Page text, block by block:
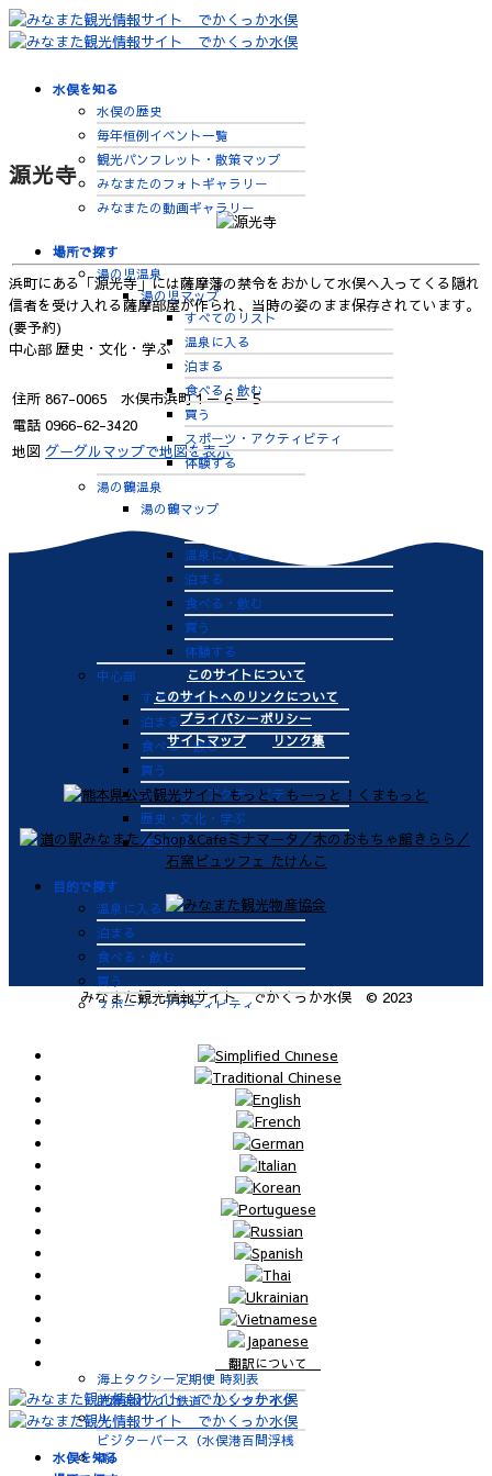
水俣を知る
水俣の歴史
毎年恒例イベント一覧
観光パンフレット・散策マップ
みなまたのフォトギャラリー
みなまたの動画ギャラリー
場所で探す
湯の児温泉
湯の児マップ
すべてのリスト
温泉に入る
泊まる
食べる・飲む
買う
スポーツ・アクティビティ
体験する
湯の鶴温泉
湯の鶴マップ
温泉に入る
泊まる
食べる・飲む
買う
体験する
中心部
すべてのリスト
泊まる
食べる・飲む
買う
スポーツ・アクティビティ
歴史・文化・学ぶ
体験する
目的で探す
温泉に入る
泊まる
食べる・飲む
買う
スポーツ・アクティビティ
海上タクシー定期便 時刻表
肥薩おれんじ鉄道 レンタサイク
ル
ビジターバース（水俣港百間浮桟
橋）
源光寺
浜町にある「源光寺」には薩摩藩の禁令をおかして水俣へ入ってくる隠れ
信者を受け入れる薩摩部屋が作られ、当時の姿のまま保存されています。
(要予約)
中心部 歴史・文化・学ぶ
住所 867-0065 水俣市浜町１－６－５
電話 0966-62-3420
地図 グーグルマップで地図を表示
このサイトについて
このサイトへのリンクについて
プライバシーポリシー
サイトマップ
リンク集
みなまた観光情報サイト でかくっか水俣 © 2023
翻訳について
水俣を知る